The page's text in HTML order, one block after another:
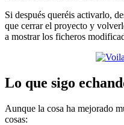
Si después queréis activarlo,
que cerrar el proyecto y
a mostrar los ficheros
Lo que sigo
Aunque la cosa ha mejorado
cosas: